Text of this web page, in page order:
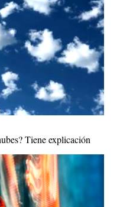
Tiene explicación